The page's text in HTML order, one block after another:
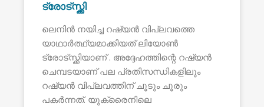
ട്രോട്സ്ക്കി
ലെനിൻ നയിച്ച റഷ്യൻ വിപ്ലവത്തെ
യാഥാർത്ഥ്യമാക്കിയത് ലിയോൺ
ട്രോട്സ്ക്കിയാണ് . അദ്ദേഹത്തിന്റെ റഷ്യൻ
ചെമ്പടയാണ് പല പ്രതിസന്ധികളിലും
റഷ്യൻ വിപ്ലവത്തിന് ചൂടും ചൂരും
പകർന്നത്. യുക്രൈനിലെ